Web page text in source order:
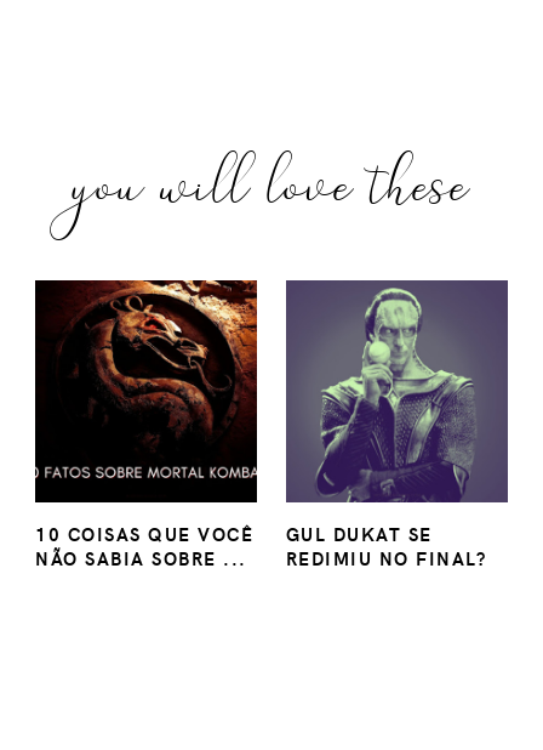
you will love these
10 COISAS QUE VOCÊ
NÃO SABIA SOBRE ...
GUL DUKAT SE
REDIMIU NO FINAL?